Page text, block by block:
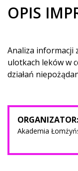
OPIS
Analiza informacji
ulotkach leków w
działań
ORGANIZATOR:
Akademia